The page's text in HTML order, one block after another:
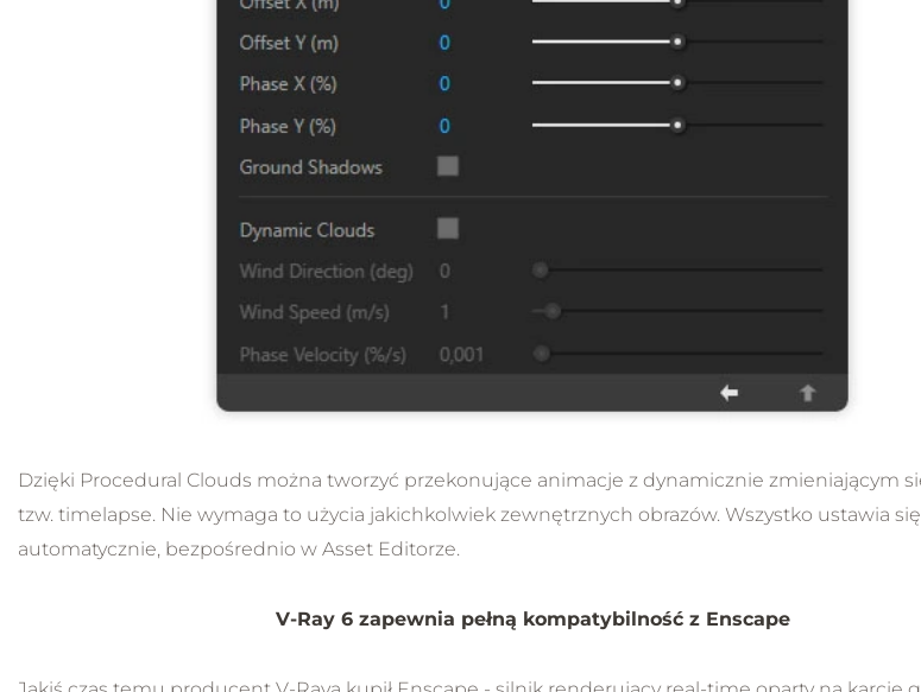
Dzięki Procedural Clouds można tworzyć przekonujące animacje z dynamicznie zmieniającym
tzw. timelapse. Nie wymaga to użycia jakichkolwiek zewnętrznych obrazów. Wszystko ustawia się
automatycznie, bezpośrednio w Asset Editorze.
V-Ray 6 zapewnia pełną kompatybilność z Enscape